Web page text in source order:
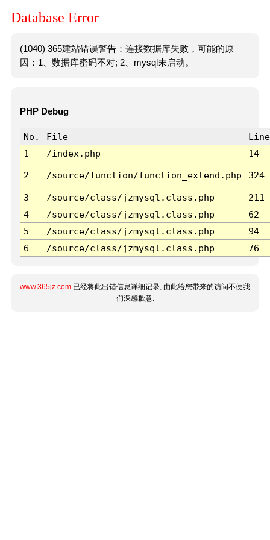
Database Error
(1040) 365建站错误警告：连接数据库失败，可能的原
因：1、数据库密码不对; 2、mysql未启动。
PHP Debug
No. File
Line
1
/index.php 14
2 /source/function/function_extend.php 324
3 /source/class/jzmysql.class.php
211
4
/source/class/jzmysql.class.php
62
5
/source/class/jzmysql.class.php
94
6
/source/class/jzmysql.class.php 76
www.365jz.com 已经将此出错信息详细记录, 由此给您带来的访问不便我
们深感歉意.